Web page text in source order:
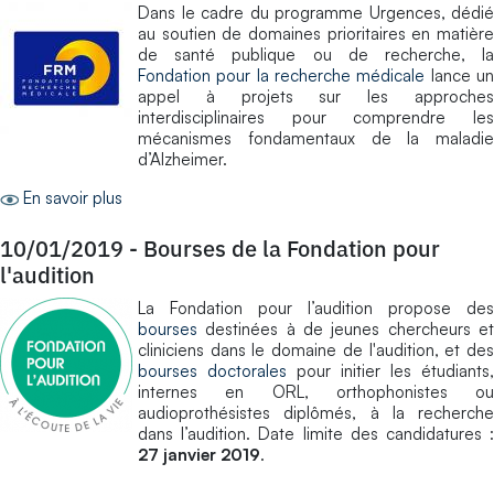
Dans le cadre du programme Urgences, dédié
au soutien de domaines prioritaires en matière
de santé publique ou de recherche, la
Fondation pour la recherche médicale lance un
appel à projets sur les approches
interdisciplinaires pour comprendre les
mécanismes fondamentaux de la maladie
d’Alzheimer.
En savoir plus
10/01/2019 - Bourses de la Fondation pour
l'audition
La Fondation pour l’audition propose des
bourses destinées à de jeunes chercheurs et
cliniciens dans le domaine de l'audition, et des
bourses doctorales pour initier les étudiants,
internes en ORL, orthophonistes ou
audioprothésistes diplômés, à la recherche
dans l’audition. Date limite des candidatures :
27 janvier 2019.